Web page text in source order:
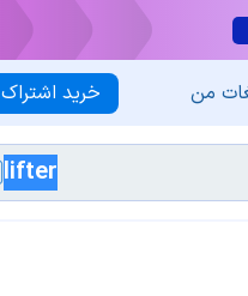
خرید اشتراک من